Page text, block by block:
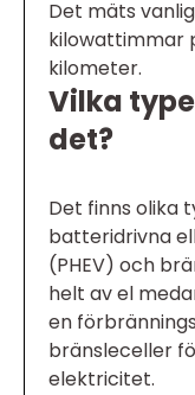
Det mäts
kilowattimmar
kilometer.
Vilka
det?
Det finns olika
batteridrivna
(PHEV) och
helt av el
en
bränsleceller
elektricitet.